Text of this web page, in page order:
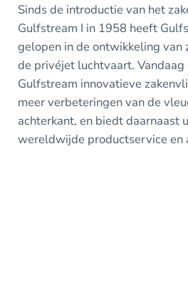
Sinds de introductie van het
Gulfstream I in 1958 heeft
gelopen in de ontwikkeling van
de privéjet luchtvaart.
Gulfstream innovatieve
meer verbeteringen van de
achterkant, en biedt daarnaast
wereldwijde productservice en